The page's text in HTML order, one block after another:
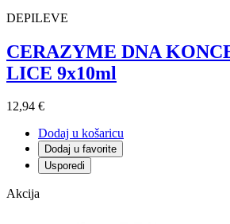
DEPILEVE
CERAZYME DNA
LICE 9x10ml
12,94 €
Dodaj u košaricu
Dodaj u favorite
Usporedi
Akcija